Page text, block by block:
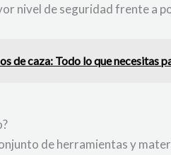
nivel de seguridad frente a
de caza: Todo lo que necesitas
de herramientas y